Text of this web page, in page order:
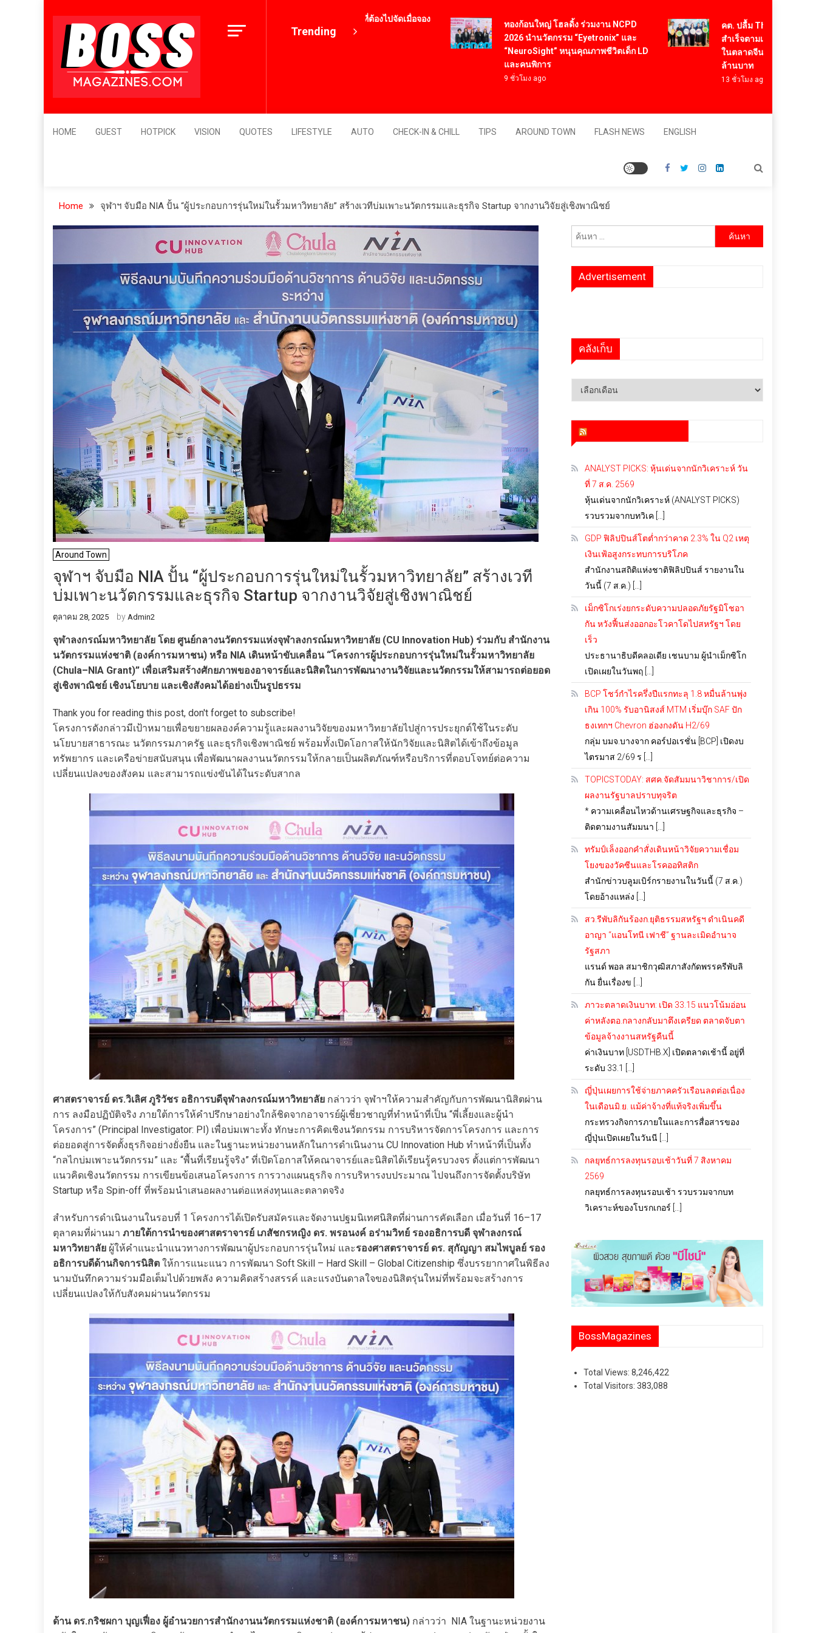
content
BossMagazinesThailand
Leader's Vision
Trending
12 เมนูอาหารเกาหลี ที่ต้องไปจัดเมื่อจอง
ตั๋วเครื่องบินไปเกาหลี
ทองก้อนใหญ่ โฮลดิ้ง ร่วมงาน NCPD
2026 นำนวัตกรรม “Eyetronix” และ
“NeuroSight” หนุนคุณภาพชีวิตเด็ก LD
และคนพิการ
9 ชั่วโมง ago
คต. ปลื้ม Think Rice Think
สำเร็จตามเป้า สร้างความเชื่อ
ในตลาดจีน มั่นใจสร้างยอดขา
ล้านบาท
13 ชั่วโมง ago
HOME GUEST HOTPICK VISION QUOTES LIFESTYLE AUTO CHECK-IN & CHILL TIPS AROUND TOWN FLASH NEWS ENGLISH
Home จุฬาฯ จับมือ NIA ปั้น “ผู้ประกอบการรุ่นใหม่ในรั้วมหาวิทยาลัย” สร้างเวทีบ่มเพาะนวัตกรรมและธุรกิจ Startup จากงานวิจัยสู่เชิงพาณิชย์
Around Town
จุฬาฯ จับมือ NIA ปั้น “ผู้ประกอบการรุ่นใหม่ในรั้วมหาวิทยาลัย” สร้างเวที
บ่มเพาะนวัตกรรมและธุรกิจ Startup จากงานวิจัยสู่เชิงพาณิชย์
ตุลาคม 28, 2025 by Admin2
จุฬาลงกรณ์มหาวิทยาลัย โดย ศูนย์กลางนวัตกรรมแห่งจุฬาลงกรณ์มหาวิทยาลัย (CU Innovation Hub) ร่วมกับ สำนักงาน
นวัตกรรมแห่งชาติ (องค์การมหาชน) หรือ NIA เดินหน้าขับเคลื่อน “โครงการผู้ประกอบการรุ่นใหม่ในรั้วมหาวิทยาลัย
(Chula–NIA Grant)” เพื่อเสริมสร้างศักยภาพของอาจารย์และนิสิตในการพัฒนางานวิจัยและนวัตกรรมให้สามารถต่อยอด
สู่เชิงพาณิชย์ เชิงนโยบาย และเชิงสังคมได้อย่างเป็นรูปธรรม
Thank you for reading this post, don't forget to subscribe!
โครงการดังกล่าวมีเป้าหมายเพื่อขยายผลองค์ความรู้และผลงานวิจัยของมหาวิทยาลัยไปสู่การประยุกต์ใช้ในระดับ
นโยบายสาธารณะ นวัตกรรมภาครัฐ และธุรกิจเชิงพาณิชย์ พร้อมทั้งเปิดโอกาสให้นักวิจัยและนิสิตได้เข้าถึงข้อมูล
ทรัพยากร และเครือข่ายสนับสนุน เพื่อพัฒนาผลงานนวัตกรรมให้กลายเป็นผลิตภัณฑ์หรือบริการที่ตอบโจทย์ต่อความ
เปลี่ยนแปลงของสังคม และสามารถแข่งขันได้ในระดับสากล
ศาสตราจารย์ ดร.วิเลิศ ภูริวัชร อธิการบดีจุฬาลงกรณ์มหาวิทยาลัย กล่าวว่า จุฬาฯให้ความสำคัญกับการพัฒนานิสิตผ่าน
การ ลงมือปฏิบัติจริง ภายใต้การให้คำปรึกษาอย่างใกล้ชิดจากอาจารย์ผู้เชี่ยวชาญที่ทำหน้าที่เป็น “พี่เลี้ยงและผู้นำ
โครงการ” (Principal Investigator: PI) เพื่อบ่มเพาะทั้ง ทักษะการคิดเชิงนวัตกรรม การบริหารจัดการโครงการ และการ
ต่อยอดสู่การจัดตั้งธุรกิจอย่างยั่งยืน และในฐานะหน่วยงานหลักในการดำเนินงาน CU Innovation Hub ทำหน้าที่เป็นทั้ง
“กลไกบ่มเพาะนวัตกรรม” และ “พื้นที่เรียนรู้จริง” ที่เปิดโอกาสให้คณาจารย์และนิสิตได้เรียนรู้ครบวงจร ตั้งแต่การพัฒนา
แนวคิดเชิงนวัตกรรม การเขียนข้อเสนอโครงการ การวางแผนธุรกิจ การบริหารงบประมาณ ไปจนถึงการจัดตั้งบริษัท
Startup หรือ Spin-off ที่พร้อมนำเสนอผลงานต่อแหล่งทุนและตลาดจริง
สำหรับการดำเนินงานในรอบที่ 1 โครงการได้เปิดรับสมัครและจัดงานปฐมนิเทศนิสิตที่ผ่านการคัดเลือก เมื่อวันที่ 16–17
ตุลาคมที่ผ่านมา ภายใต้การนำของศาสตราจารย์ เภสัชกรหญิง ดร. พรอนงค์ อร่ามวิทย์ รองอธิการบดี จุฬาลงกรณ์
มหาวิทยาลัย ผู้ให้คำแนะนำแนวทางการพัฒนาผู้ประกอบการรุ่นใหม่ และรองศาสตราจารย์ ดร. สุกัญญา สมไพบูลย์ รอง
อธิการบดีด้านกิจการนิสิต ให้การแนะแนว การพัฒนา Soft Skill – Hard Skill – Global Citizenship ซึ่งบรรยากาศในพิธีลง
นามบันทึกความร่วมมือเต็มไปด้วยพลัง ความคิดสร้างสรรค์ และแรงบันดาลใจของนิสิตรุ่นใหม่ที่พร้อมจะสร้างการ
เปลี่ยนแปลงให้กับสังคมผ่านนวัตกรรม
ด้าน ดร.กริชผกา บุญเฟื่อง ผู้อำนวยการสำนักงานนวัตกรรมแห่งชาติ (องค์การมหาชน) กล่าวว่า NIA ในฐานะหน่วยงาน
ค้นหา
Advertisement
คลังเก็บ
คลัง
ANALYST PICKS: หุ้นเด่นจากนักวิเคราะห์ วัน
ที่ 7 ส.ค. 2569
หุ้นเด่นจากนักวิเคราะห์ (ANALYST PICKS)
รวบรวมจากบทวิเค […]
GDP ฟิลิปปินส์โตต่ำกว่าคาด 2.3% ใน Q2 เหตุ
เงินเฟ้อสูงกระทบการบริโภค
สำนักงานสถิติแห่งชาติฟิลิปปินส์ รายงานใน
วันนี้ (7 ส.ค.) […]
เม็กซิโกเร่งยกระดับความปลอดภัยรัฐมิโชอา
กัน หวังฟื้นส่งออกอะโวคาโดไปสหรัฐฯ โดย
เร็ว
ประธานาธิบดีคลอเดีย เชนบาม ผู้นำเม็กซิโก
เปิดเผยในวันพฤ […]
BCP โชว์กำไรครึ่งปีแรกทะลุ 1.8 หมื่นล้านพุ่ง
เกิน 100% รับอานิสงส์ MTM เริ่มบุ๊ก SAF ปัก
ธงเทกฯ Chevron ฮ่องกงดัน H2/69
กลุ่ม บมจ.บางจาก คอร์ปอเรชั่น [BCP] เปิดงบ
ไตรมาส 2/69 ร […]
TOPICSTODAY: สศค.จัดสัมมนาวิชาการ/เปิด
ผลงานรัฐบาลปราบทุจริต
* ความเคลื่อนไหวด้านเศรษฐกิจและธุรกิจ –
ติดตามงานสัมมนา […]
ทรัมป์เล็งออกคำสั่งเดินหน้าวิจัยความเชื่อม
โยงของวัคซีนและโรคออทิสติก
สำนักข่าวบลูมเบิร์กรายงานในวันนี้ (7 ส.ค.)
โดยอ้างแหล่ง […]
สว.รีพับลิกันร้องก.ยุติธรรมสหรัฐฯ ดำเนินคดี
อาญา “แอนโทนี เฟาชี” ฐานละเมิดอำนาจ
รัฐสภา
แรนด์ พอล สมาชิกวุฒิสภาสังกัดพรรครีพับลิ
กัน ยื่นเรื่องข […]
ภาวะตลาดเงินบาท: เปิด 33.15 แนวโน้มอ่อน
ค่าหลังตอ.กลางกลับมาตึงเครียด ตลาดจับตา
ข้อมูลจ้างงานสหรัฐคืนนี้
ค่าเงินบาท [USDTHB.X] เปิดตลาดเช้านี้ อยู่ที่
ระดับ 33.1 […]
ญี่ปุ่นเผยการใช้จ่ายภาคครัวเรือนลดต่อเนื่อง
ในเดือนมิ.ย. แม้ค่าจ้างที่แท้จริงเพิ่มขึ้น
กระทรวงกิจการภายในและการสื่อสารของ
ญี่ปุ่นเปิดเผยในวันนี […]
กลยุทธ์การลงทุนรอบเช้าวันที่ 7 สิงหาคม
2569
กลยุทธ์การลงทุนรอบเช้า รวบรวมจากบท
วิเคราะห์ของโบรกเกอร์ […]
BossMagazines
Total Views:8,246,422
Total Visitors:383,088